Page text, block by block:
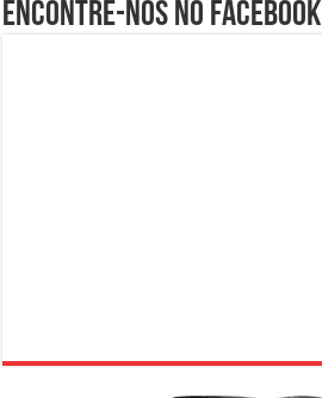
Encontre-nos no Facebook